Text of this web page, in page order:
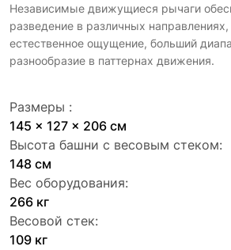
Независимые движущиеся рычаги
разведение в различных
естественное ощущение, больший
разнообразие в паттернах движения.
Размеры :
145 x 127 x 206 см
Высота башни с весовым стеком:
148 см
Вес оборудования:
266 кг
Весовой стек:
109 кг